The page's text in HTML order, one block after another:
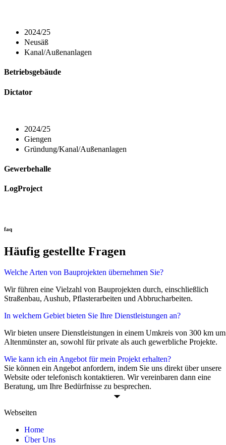
2024/25
Neusäß
Kanal/Außenanlagen
Betriebsgebäude
Dictator
2024/25
Giengen
Gründung/Kanal/Außenanlagen
Gewerbehalle
LogProject
faq
Häufig gestellte Fragen
Welche Arten von Bauprojekten übernehmen Sie?
Wir führen eine Vielzahl von Bauprojekten durch, einschließlich
Straßenbau, Aushub, Pflasterarbeiten und Abbrucharbeiten.
In welchem Gebiet bieten Sie Ihre Dienstleistungen an?
Wir bieten unsere Dienstleistungen in einem Umkreis von 300 km um
Altenmünster an, sowohl für private als auch gewerbliche Projekte.
Wie kann ich ein Angebot für mein Projekt erhalten?
Sie können ein Angebot anfordern, indem Sie uns direkt über unsere
Website oder telefonisch kontaktieren. Wir vereinbaren dann eine
Beratung, um Ihre Bedürfnisse zu besprechen.
Webseiten
Home
Über Uns